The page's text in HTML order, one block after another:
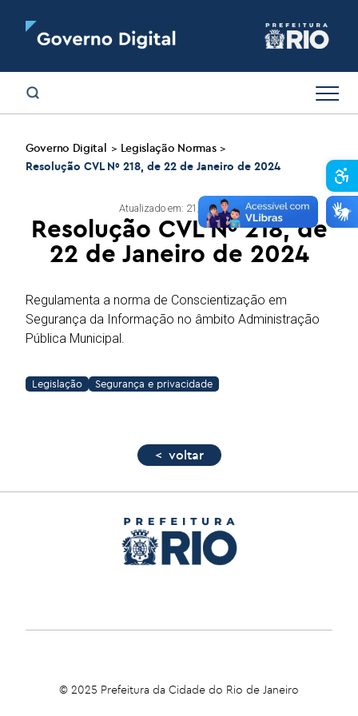
Governo Digital > Legislação Normas >
Resolução CVL Nº 218, de 22 de Janeiro de 2024
Atualizado em: 21/07/2025
Resolução CVL Nº 218, de
22 de Janeiro de 2024
Regulamenta a norma de Conscientização em
Segurança da Informação no âmbito Administração
Pública Municipal.
Legislação Segurança e privacidade
< voltar
© 2025 Prefeitura da Cidade do Rio de Janeiro